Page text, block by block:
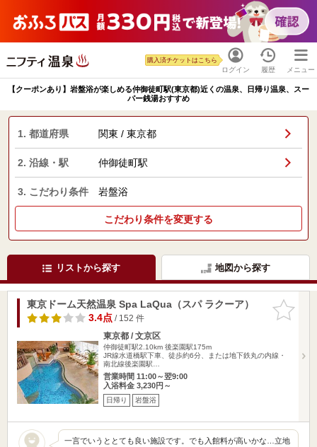
ログイン
購入済チケットはこちら
履歴 メニュー
【クーポンあり】岩盤浴が楽しめる仲御徒町駅(東京都)近くの温泉、日帰り温泉、スー
パー銭湯おすすめ
1. 都道府県 関東 / 東京都
2. 沿線・駅 仲御徒町駅
3. こだわり条件 岩盤浴
こだわり条件を変更する
リストから探す 地図から探す
お気に入
りに追加
東京ドーム天然温泉 Spa LaQua（スパ ラクーア）
3.4点/ 152 件
東京都 / 文京区
仲御徒町駅2.10km 後楽園駅175m
JR線水道橋駅下車、徒歩約6分、または地下鉄丸の内線・
南北線後楽園駅…
営業時間 11:00～翌9:00
入浴料金 3,230円～
日帰り 岩盤浴
一言でいうととても良い施設です。でも入館料が高いかな…立地